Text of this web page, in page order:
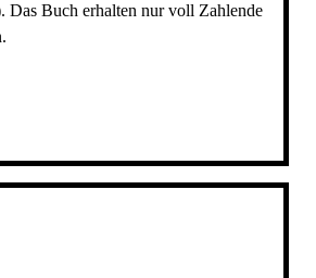
Das Buch erhalten nur voll Zahlende